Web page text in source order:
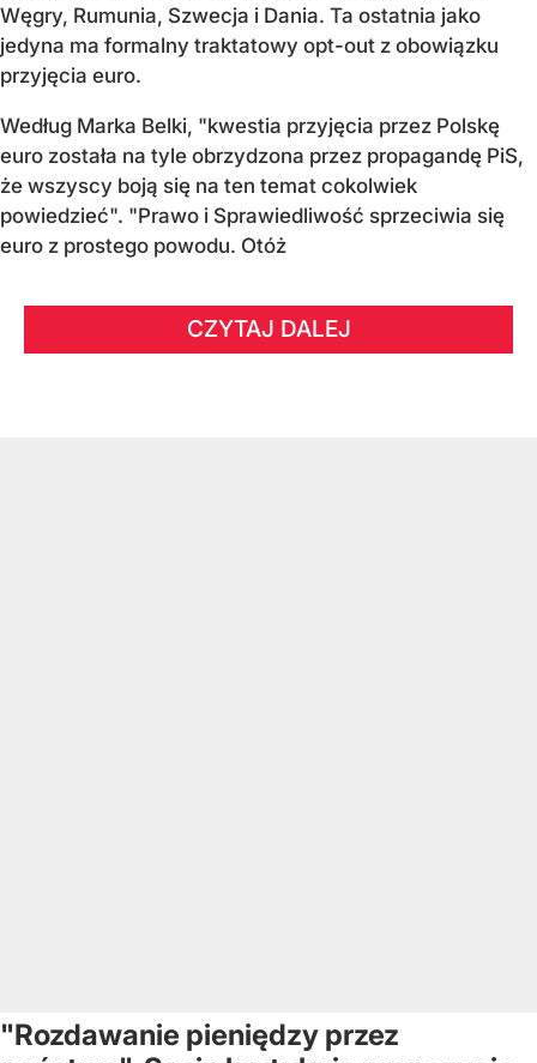
Węgry, Rumunia, Szwecja i Dania. Ta ostatnia jako
jedyna ma formalny traktatowy opt-out z obowiązku
przyjęcia euro.
Według Marka Belki, "kwestia przyjęcia przez Polskę
euro została na tyle obrzydzona przez propagandę PiS,
że wszyscy boją się na ten temat cokolwiek
powiedzieć". "Prawo i Sprawiedliwość sprzeciwia się
euro z prostego powodu. Otóż
CZYTAJ DALEJ
"Rozdawanie pieniędzy przez